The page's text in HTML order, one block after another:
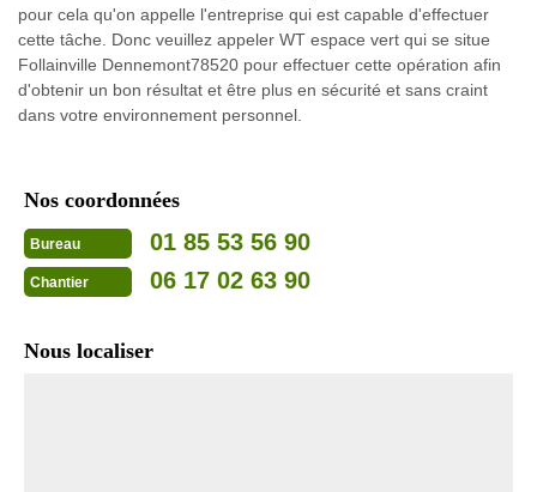
pour cela qu'on appelle l'entreprise qui est capable d'effectuer
cette tâche. Donc veuillez appeler WT espace vert qui se situe
Follainville Dennemont78520 pour effectuer cette opération afin
d'obtenir un bon résultat et être plus en sécurité et sans craint
dans votre environnement personnel.
Nos coordonnées
Bureau 01 85 53 56 90
Chantier 06 17 02 63 90
Nous localiser